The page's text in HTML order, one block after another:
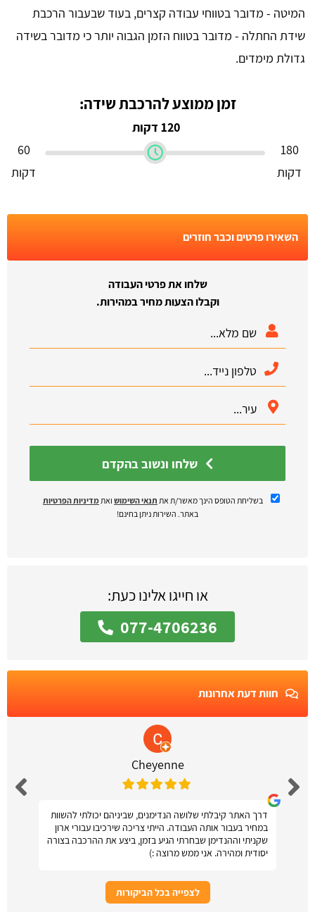
המיטה - מדובר בטווחי עבודה קצרים, בעוד שבעבור הרכבת
שידת החתלה - מדובר בטווח הזמן הגבוה יותר כי מדובר בשידה
גדולת מימדים.
זמן ממוצע להרכבת שידה:
120 דקות
180
דקות
60
דקות
השאירו פרטים וכבר חוזרים
שלחו את פרטי העבודה
וקבלו הצעות מחיר במהירות.
בשליחת הטופס הינך מאשר/ת את תנאי השימוש ואתמדיניות הפרטיות
באתר. השירות ניתן בחינם!
או חייגו אלינו כעת:
077-4706236
חוות דעת אחרונות
Cheyenne
דרך האתר קיבלתי שלושה הנדימנים, שביניהם יכולתי להשוות
במחיר בעבור אותה העבודה. הייתי צריכה שירכיבו עבורי ארון
שקניתי וההנדימן שבחרתי הגיע בזמן, ביצע את ההרכבה בצורה
יסודית ומהירה. אני ממש מרוצה :)
לצפייה בכל הביקורות